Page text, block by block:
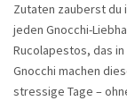
Zutaten zauberst du
jeden Gnocchi-
Rucolapestos, das
Gnocchi machen
stressige Tage –